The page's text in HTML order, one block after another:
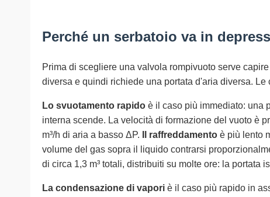
Perché un serbatoio va in
Prima di scegliere una valvola rompivuoto serve capire
diversa e quindi richiede una portata d'aria diversa.
Lo svuotamento rapido è il caso più immediato: una
interna scende. La velocità di formazione del vuoto è
m³/h di aria a basso ΔP.
Il raffreddamento è più lento
volume del gas sopra il liquido contrarsi
di circa 1,3 m³ totali, distribuiti su molte ore: la portata
La condensazione di vapori è il caso più rapido in